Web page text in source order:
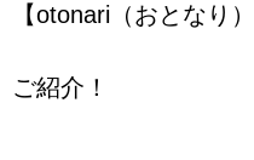
【otonari（おとなり
ご紹介！